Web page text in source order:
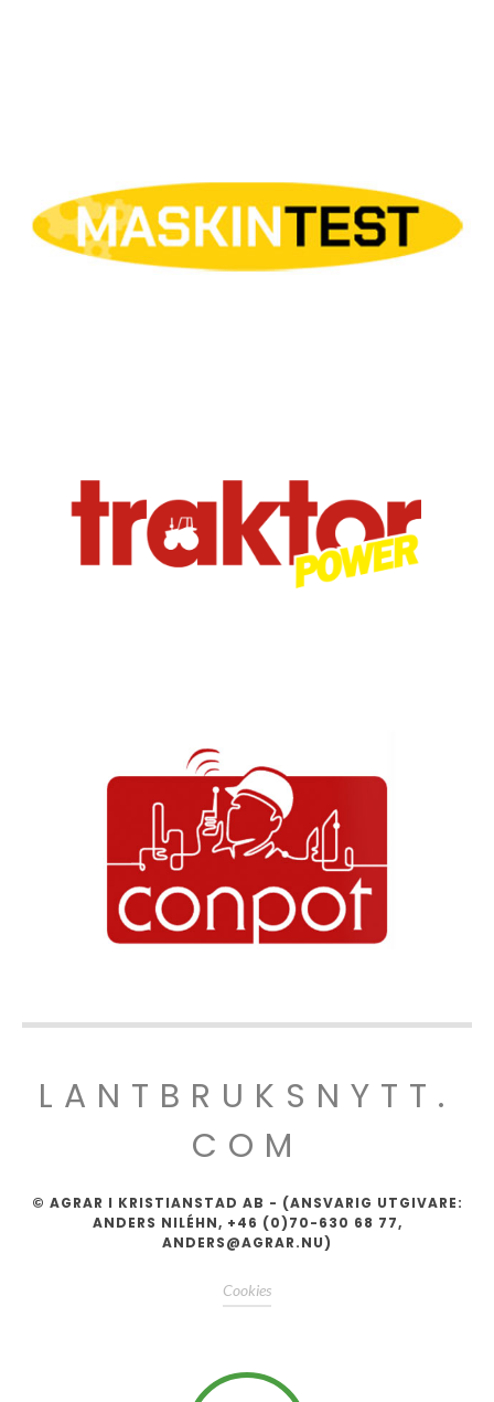
LANTBRUKSNYTT.
COM
© AGRAR I KRISTIANSTAD AB - (ANSVARIG UTGIVARE:
ANDERS NILÉHN, +46 (0)70-630 68 77,
ANDERS@AGRAR.NU)
Cookies